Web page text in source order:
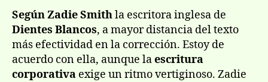
Según Zadie Smithla escritora inglesa de
Dientes Blancos, a mayor distancia del texto
más efectividad en la corrección. Estoy de
acuerdo con ella, aunque laescritura
corporativa exige un ritmo vertiginoso. Zadie